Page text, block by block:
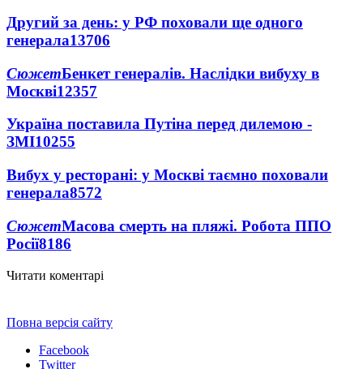
Другий за день: у РФ поховали ще одного
генерала13706
СюжетБенкет генералів. Наслідки вибуху в
Москві12357
Україна поставила Путіна перед дилемою -
ЗМІ10255
Вибух у ресторані: у Москві таємно поховали
генерала8572
СюжетМасова смерть на пляжі. Робота ППО
Росії8186
Читати коментарі
Повна версія сайту
Facebook
Twitter